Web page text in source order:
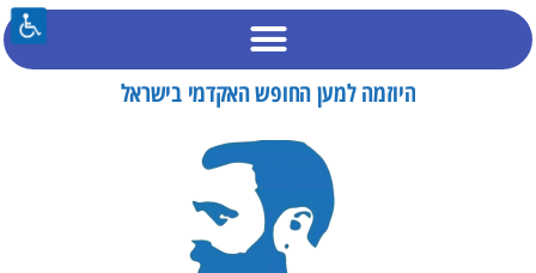
היוזמה למען החופש האקדמי בישראל